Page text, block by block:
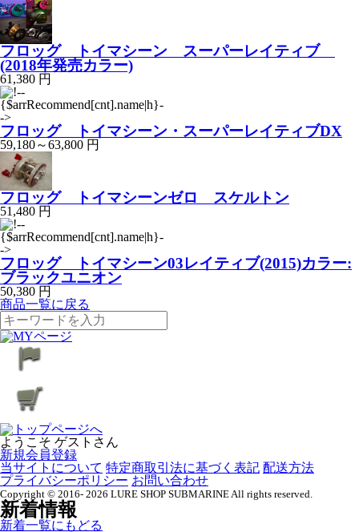
フロッグ トイマシーン スーパーレイティブ
(2018年発売カラー)
61,380 円
フロッグ トイマシーン・スーパーレイティブDX
59,180～63,800 円
フロッグ トイマシーンゼロ スケルトン
51,480 円
フロッグ トイマシーン03レイティブ(2015)カラー:
ブラックユニオン
50,380 円
商品一覧に戻る
ようこそ ゲストさん
新規会員登録
当サイトについて 特定商取引法に基づく表記 配送方法
プライバシーポリシー お問い合わせ
Copyright © 2016- 2026 LURE SHOP SUBMARINE All rights reserved.
新着情報
新着一覧にもどる